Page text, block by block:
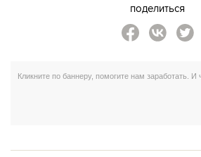
поделиться